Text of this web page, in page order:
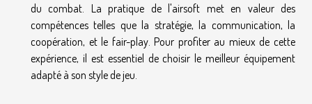
du combat. La pratique de l'airsoft met en valeur des
compétences telles que la stratégie, la communication, la
coopération, et le fair-play. Pour profiter au mieux de cette
expérience, il est essentiel de choisir le meilleur équipement
adapté à son style de jeu.